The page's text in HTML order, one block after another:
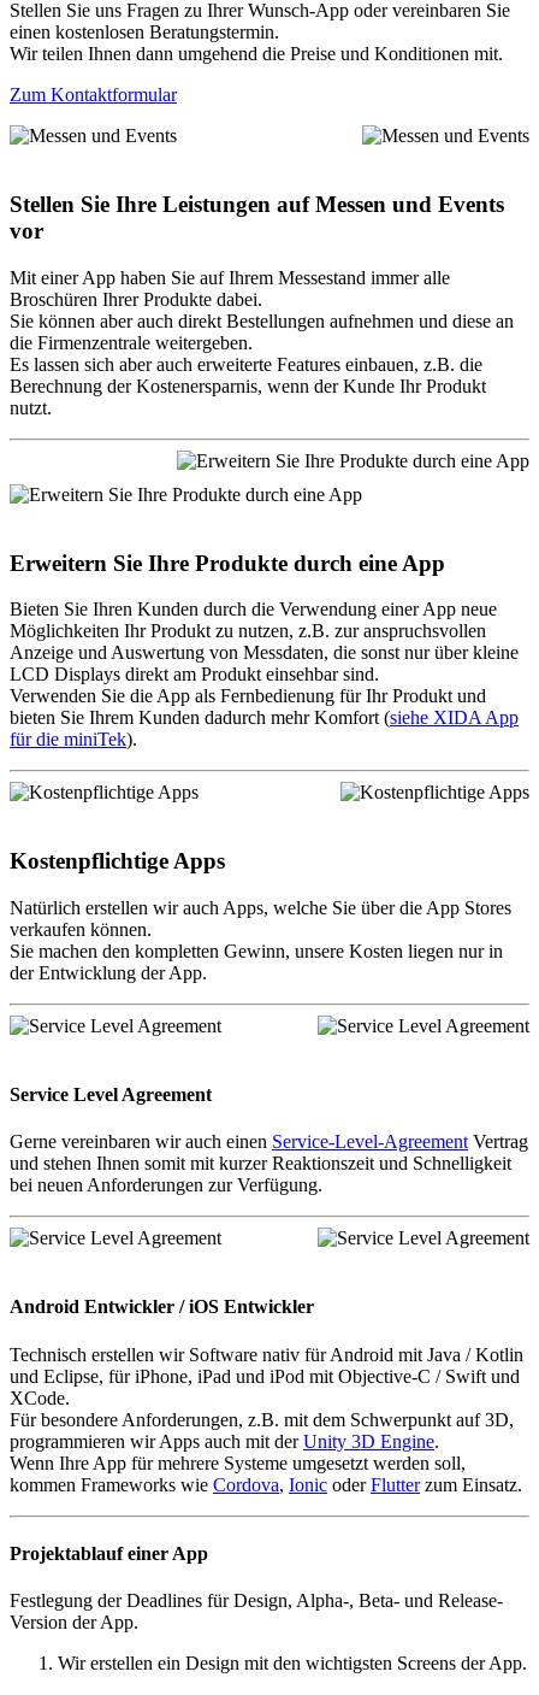
Stellen Sie uns Fragen zu Ihrer Wunsch-App oder vereinbaren Sie
einen kostenlosen Beratungstermin.
Wir teilen Ihnen dann umgehend die Preise und Konditionen mit.
Zum Kontaktformular
Stellen Sie Ihre Leistungen auf Messen und Events
vor
Mit einer App haben Sie auf Ihrem Messestand immer alle
Broschüren Ihrer Produkte dabei.
Sie können aber auch direkt Bestellungen aufnehmen und diese an
die Firmenzentrale weitergeben.
Es lassen sich aber auch erweiterte Features einbauen, z.B. die
Berechnung der Kostenersparnis, wenn der Kunde Ihr Produkt
nutzt.
Erweitern Sie Ihre Produkte durch eine App
Bieten Sie Ihren Kunden durch die Verwendung einer App neue
Möglichkeiten Ihr Produkt zu nutzen, z.B. zur anspruchsvollen
Anzeige und Auswertung von Messdaten, die sonst nur über kleine
LCD Displays direkt am Produkt einsehbar sind.
Verwenden Sie die App als Fernbedienung für Ihr Produkt und
bieten Sie Ihrem Kunden dadurch mehr Komfort (siehe XIDA App
für die miniTek).
Kostenpflichtige Apps
Natürlich erstellen wir auch Apps, welche Sie über die App Stores
verkaufen können.
Sie machen den kompletten Gewinn, unsere Kosten liegen nur in
der Entwicklung der App.
Service Level Agreement
Gerne vereinbaren wir auch einen Service-Level-Agreement Vertrag
und stehen Ihnen somit mit kurzer Reaktionszeit und Schnelligkeit
bei neuen Anforderungen zur Verfügung.
Android Entwickler / iOS Entwickler
Technisch erstellen wir Software nativ für Android mit Java / Kotlin
und Eclipse, für iPhone, iPad und iPod mit Objective-C / Swift und
XCode.
Für besondere Anforderungen, z.B. mit dem Schwerpunkt auf 3D,
programmieren wir Apps auch mit derUnity 3D Engine.
Wenn Ihre App für mehrere Systeme umgesetzt werden soll,
kommen Frameworks wie Cordova, Ionic oderFlutterzum Einsatz.
Projektablauf einer App
Festlegung der Deadlines für Design, Alpha-, Beta- und Release-
Version der App.
Wir erstellen ein Design mit den wichtigsten Screens der App.